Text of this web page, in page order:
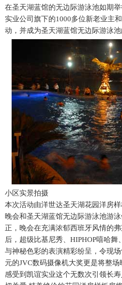
在圣天湖蓝馆的无边际游泳池如期
实业公司旗下的1000多位新老业主
动，并成为圣天湖蓝馆无边际游泳池
小区实景拍摄
本次活动由洋世达圣天湖花园洋房
晚会和圣天湖蓝馆无边际游泳池游
正，晚会在充满浓郁西班牙风情的
后，超级比基尼秀、HIPHOP嘻哈
与神秘色彩的表演精彩纷呈，令现
元的JVC数码摄像机大奖更是将整
感受到凯谊实业这个无数次引领长